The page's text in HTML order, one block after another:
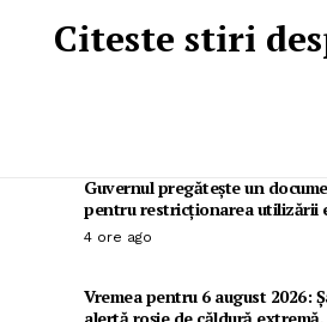
Citeste stiri
Guvernul pregătește un
pentru restricționarea utilizării
4 ore ago
Vremea pentru 6 august 2026: